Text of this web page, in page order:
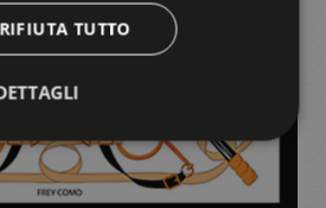
RIFIUTA TUTTO